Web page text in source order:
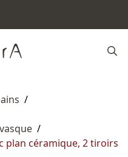
/
/
plan céramique, 2 tiroirs